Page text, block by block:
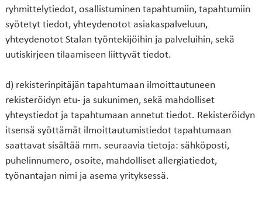
ryhmittelytiedot, osallistuminen tapahtumiin, tapahtumiin
syötetyt tiedot, yhteydenotot asiakaspalveluun,
yhteydenotot Stalan työntekijöihin ja palveluihin, sekä
uutiskirjeen tilaamiseen liittyvät tiedot.
d) rekisterinpitäjän tapahtumaan ilmoittautuneen
rekisteröidyn etu- ja sukunimen, sekä mahdolliset
yhteystiedot ja tapahtumaan annetut tiedot. Rekisteröidyn
itsensä syöttämät ilmoittautumistiedot tapahtumaan
saattavat sisältää mm. seuraavia tietoja: sähköposti,
puhelinnumero, osoite, mahdolliset allergiatiedot,
työnantajan nimi ja asema yrityksessä.